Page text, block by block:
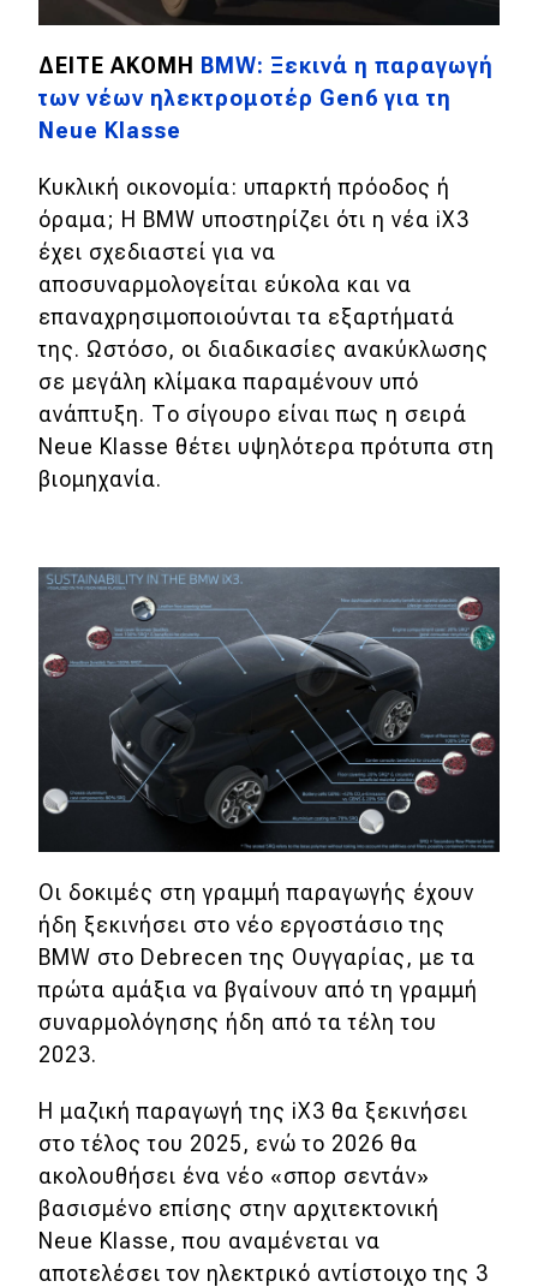
ΔΕΙΤΕ ΑΚΟΜΗ
BMW: Ξεκινά η παραγωγή
των νέων ηλεκτρομοτέρ Gen6 για τη
Neue Klasse
Κυκλική οικονομία: υπαρκτή πρόοδος ή
όραμα; Η BMW υποστηρίζει ότι η νέα iX3
έχει σχεδιαστεί για να
αποσυναρμολογείται εύκολα και να
επαναχρησιμοποιούνται τα εξαρτήματά
της. Ωστόσο, οι διαδικασίες ανακύκλωσης
σε μεγάλη κλίμακα παραμένουν υπό
ανάπτυξη. Το σίγουρο είναι πως η σειρά
Neue Klasse θέτει υψηλότερα πρότυπα στη
βιομηχανία.
Οι δοκιμές στη γραμμή παραγωγής έχουν
ήδη ξεκινήσει στο νέο εργοστάσιο της
BMW στο Debrecen της Ουγγαρίας, με τα
πρώτα αμάξια να βγαίνουν από τη γραμμή
συναρμολόγησης ήδη από τα τέλη του
2023.
Η μαζική παραγωγή της iX3 θα ξεκινήσει
στο τέλος του 2025, ενώ το 2026 θα
ακολουθήσει ένα νέο «σπορ σεντάν»
βασισμένο επίσης στην αρχιτεκτονική
Neue Klasse, που αναμένεται να
αποτελέσει τον ηλεκτρικό αντίστοιχο της 3